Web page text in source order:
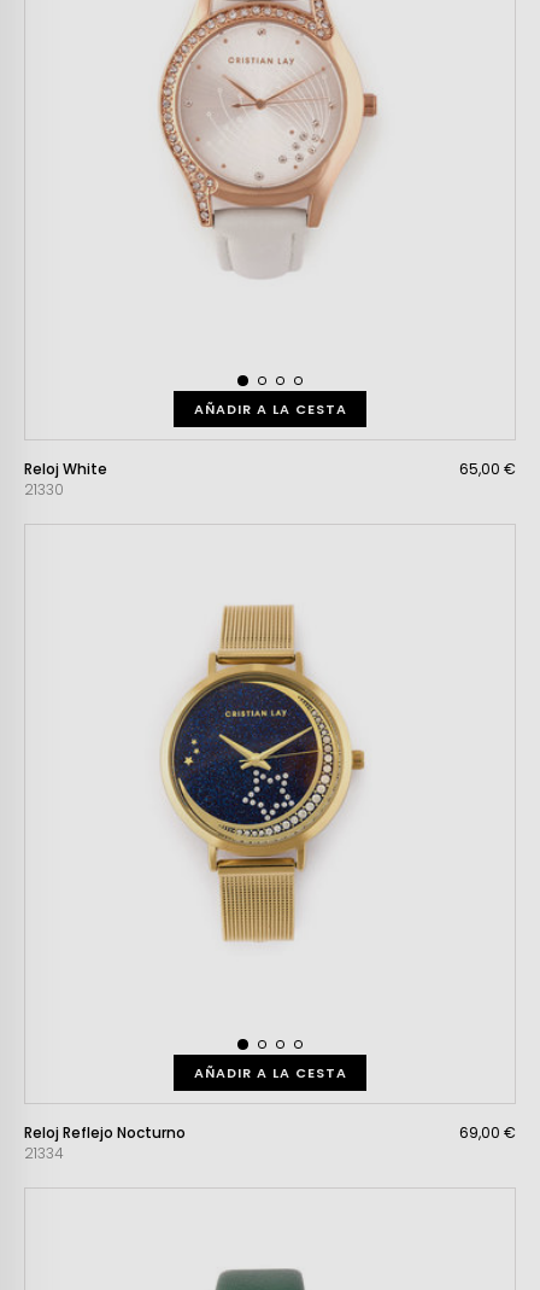
AÑADIR A LA CESTA
Reloj White
21330
65,00 €
AÑADIR A LA CESTA
Reloj Reflejo Nocturno
21334
69,00 €